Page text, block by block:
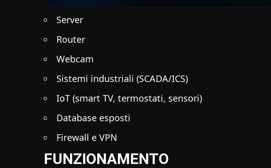
Server
Router
Webcam
Sistemi industriali (SCADA/ICS)
IoT (smart TV, termostati, sensori)
Database esposti
Firewall e VPN
FUNZIONAMENTO